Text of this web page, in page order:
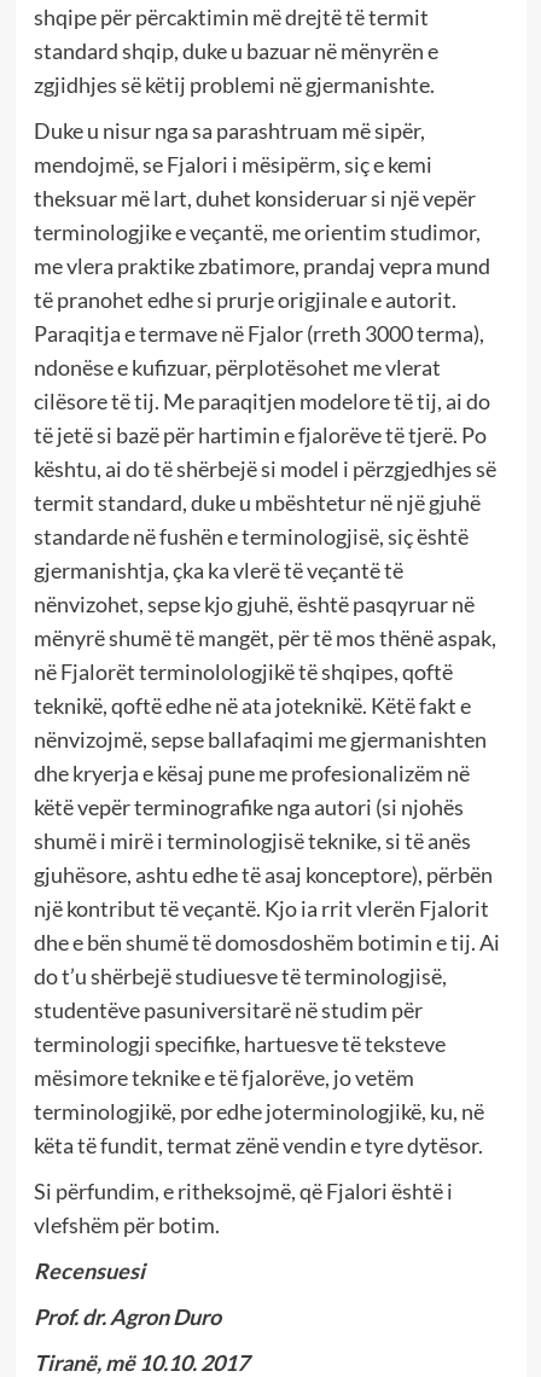
shqipe për përcaktimin më drejtë të termit
standard shqip, duke u bazuar në mënyrën e
zgjidhjes së këtij problemi në gjermanishte.
Duke u nisur nga sa parashtruam më sipër,
mendojmë, se Fjalori i mësipërm, siç e kemi
theksuar më lart, duhet konsideruar si një vepër
terminologjike e veçantë, me orientim studimor,
me vlera praktike zbatimore, prandaj vepra mund
të pranohet edhe si prurje origjinale e autorit.
Paraqitja e termave në Fjalor (rreth 3000 terma),
ndonëse e kufizuar, përplotësohet me vlerat
cilësore të tij. Me paraqitjen modelore të tij, ai do
të jetë si bazë për hartimin e fjalorëve të tjerë. Po
kështu, ai do të shërbejë si model i përzgjedhjes së
termit standard, duke u mbështetur në një gjuhë
standarde në fushën e terminologjisë, siç është
gjermanishtja, çka ka vlerë të veçantë të
nënvizohet, sepse kjo gjuhë, është pasqyruar në
mënyrë shumë të mangët, për të mos thënë aspak,
në Fjalorët terminolologjikë të shqipes, qoftë
teknikë, qoftë edhe në ata joteknikë. Këtë fakt e
nënvizojmë, sepse ballafaqimi me gjermanishten
dhe kryerja e kësaj pune me profesionalizëm në
këtë vepër terminografike nga autori (si njohës
shumë i mirë i terminologjisë teknike, si të anës
gjuhësore, ashtu edhe të asaj konceptore), përbën
një kontribut të veçantë. Kjo ia rrit vlerën Fjalorit
dhe e bën shumë të domosdoshëm botimin e tij. Ai
do t’u shërbejë studiuesve të terminologjisë,
studentëve pasuniversitarë në studim për
terminologji specifike, hartuesve të teksteve
mësimore teknike e të fjalorëve, jo vetëm
terminologjikë, por edhe joterminologjikë, ku, në
këta të fundit, termat zënë vendin e tyre dytësor.
Si përfundim, e ritheksojmë, që Fjalori është i
vlefshëm për botim.
Recensuesi
Prof. dr. Agron Duro
Tiranë, më 10.10. 2017